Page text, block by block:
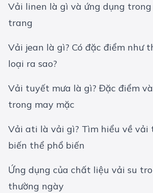
Vải linen là gì và ứng dụng
trang
Vải jean là gì? Có đặc điểm như
loại ra sao?
Vải tuyết mưa là gì? Đặc điểm
trong may mặc
Vải ati là vải gì? Tìm hiểu về vải
biến thể phổ biến
Ứng dụng của chất liệu vải su
thường ngày